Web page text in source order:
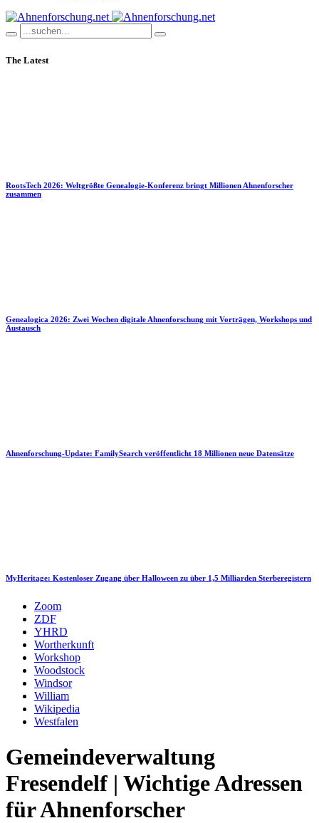
The Latest
RootsTech 2026: Weltgrößte Genealogie-Konferenz bringt Millionen Ahnenforscher
zusammen
Genealogica 2026: Zwei Wochen digitale Ahnenforschung mit Vorträgen, Workshops und
Austausch
Ahnenforschung-Update: FamilySearch veröffentlicht 18 Millionen neue Datensätze
MyHeritage: Kostenloser Zugang über Halloween zu über 1,5 Milliarden Sterberegistern
Zoom
ZDF
YHRD
Wortherkunft
Workshop
Woodstock
Windsor
William
Wikipedia
Westfalen
Gemeindeverwaltung
Fresendelf | Wichtige Adressen
für Ahnenforscher